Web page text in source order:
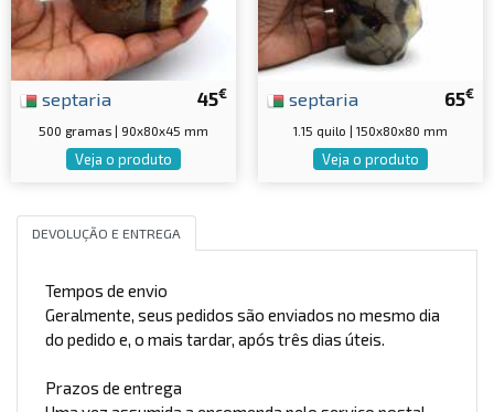
45€
septaria
500 gramas | 90x80x45 mm
Veja o produto
65€
septaria
1.15 quilo | 150x80x80 mm
Veja o produto
DEVOLUÇÃO E ENTREGA
Tempos de envio
Geralmente, seus pedidos são enviados no mesmo dia
do pedido e, o mais tardar, após três dias úteis.
Prazos de entrega